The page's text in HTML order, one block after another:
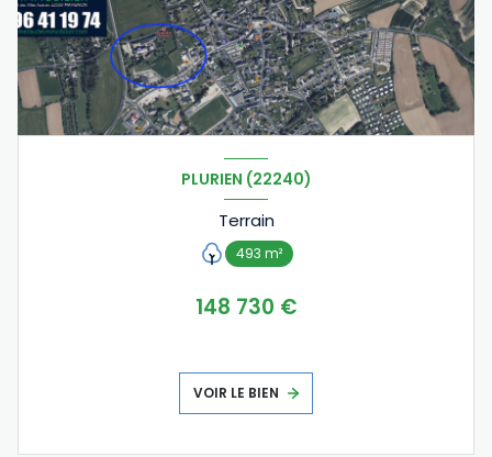
PLURIEN (22240)
Terrain
493 m²
148 730 €
VOIR LE BIEN